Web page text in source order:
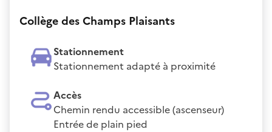
Collège des Champs Plaisants
Stationnement
Stationnement adapté à proximité
Accès
Chemin rendu accessible (ascenseur)
Entrée de plain pied